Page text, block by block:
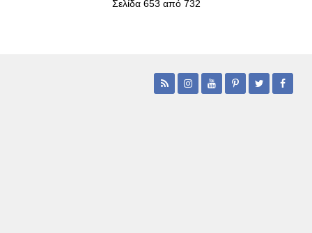
Σελίδα 653 από 732